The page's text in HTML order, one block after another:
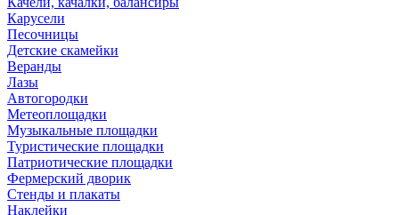
Карусели
Песочницы
Детские скамейки
Веранды
Лазы
Автогородки
Метеоплощадки
Музыкальные площадки
Туристические площадки
Патриотические площадки
Фермерский дворик
Стенды и плакаты
Наклейки